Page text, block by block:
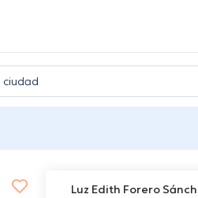
Luz Edith Forero